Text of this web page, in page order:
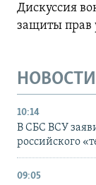
Дискуссия
защиты
НОВОСТИ
10:14
В СБС ВСУ
российского
09:05